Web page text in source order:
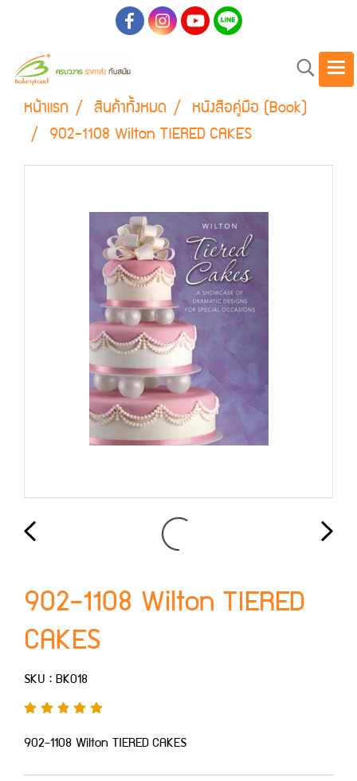
หน้าแรก สินค้าทั้งหมด หนังสือคู่มือ (Book)
902-1108 Wilton TIERED CAKES
902-1108 Wilton TIERED
CAKES
SKU : BK018
902-1108 Wilton TIERED CAKES